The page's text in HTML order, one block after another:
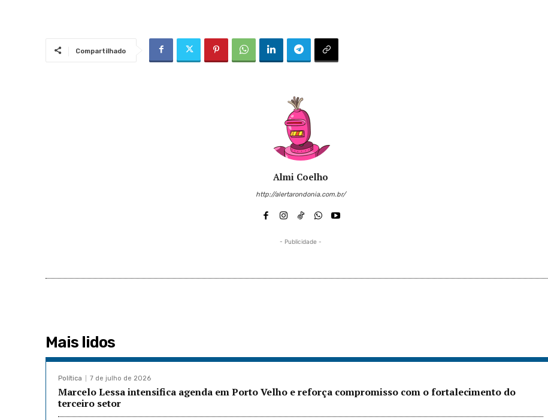
Compartilhado
Almi Coelho
http://alertarondonia.com.br/
- Publicidade -
Mais lidos
Política 7 de julho de 2026
Marcelo Lessa intensifica agenda em Porto Velho e reforça compromisso com o fortalecimento do
terceiro setor